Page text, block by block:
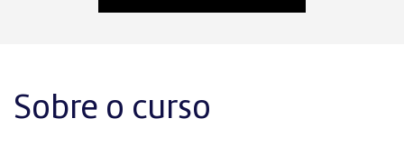
Sobre o curso